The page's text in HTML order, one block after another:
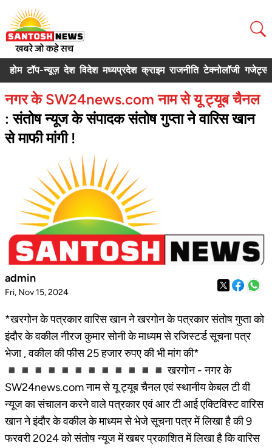
होम टॉप-न्यूज़ देश विदेश मध्यप्रदेश क्राइम राजनीति टेक्नोलॉजी गजेट्स
नगर के SW24news.com नाम से यू ट्यूब चैनल
: संतोष न्यूज के संपादक संतोष गुप्ता ने वारिस खान
से माफी मांगी !
admin
Fri, Nov 15, 2024
*खरगोन के पत्रकार वारिस खान ने खरगोन के पत्रकार संतोष गुप्ता को
इंदौर के वकील नीरज कुमार सोनी के माध्यम से रजिस्टर्ड सूचना पत्र
भेजा , वकील की फीस 25 हजार रुपए की भी मांग की*
◾◾◾◾◾◾◾◾◾◾◾◾ खरगोन - नगर के
SW24news.com नाम से यू ट्यूब चैनल एवं स्थानीय केबल टी वी
न्यूज का संचालन करने वाले पत्रकार एवं आर टी आई एक्टिविस्ट वारिस
खान ने इंदौर के वकील के माध्यम से भेजे सूचना पत्र में लिखा है की 9
फरवरी 2024 को संतोष न्यूज में खबर प्रकाशित में लिखा है कि वारिस